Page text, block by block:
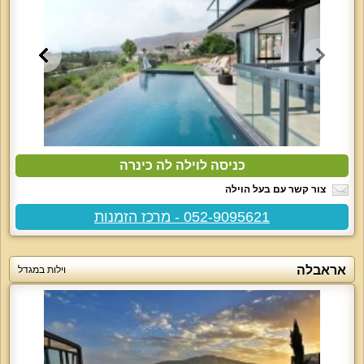
כניסה לוילה לה כינרה
צור קשר עם בעל הוילה
052-9095621 - מרכז הזמנות
אראבלה וילות במגדל